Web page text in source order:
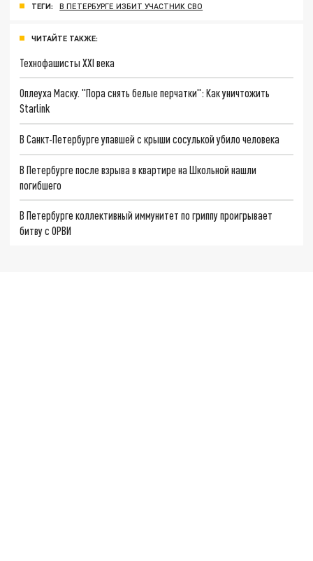
ТЕГИ: В ПЕТЕРБУРГЕ ИЗБИТ УЧАСТНИК СВО
ЧИТАЙТЕ ТАКЖЕ:
Технофашисты XXI века
Оплеуха Маску. "Пора снять белые перчатки": Как уничтожить
Starlink
В Санкт-Петербурге упавшей с крыши сосулькой убило человека
В Петербурге после взрыва в квартире на Школьной нашли
погибшего
В Петербурге коллективный иммунитет по гриппу проигрывает
битву с ОРВИ